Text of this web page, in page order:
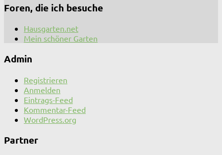
Foren, die ich besuche
Hausgarten.net
Mein schöner Garten
Admin
Registrieren
Anmelden
Eintrags-Feed
Kommentar-Feed
WordPress.org
Partner